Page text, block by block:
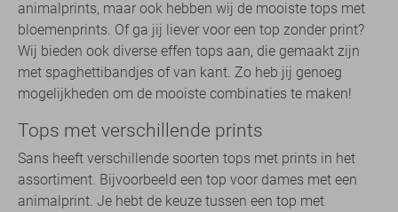
animalprints, maar ook hebben wij de mooiste tops met
bloemenprints. Of ga jij liever voor een top zonder print?
Wij bieden ook diverse effen tops aan, die gemaakt zijn
met spaghettibandjes of van kant. Zo heb jij genoeg
mogelijkheden om de mooiste combinaties te maken!
Tops met verschillende prints
Sans heeft verschillende soorten tops met prints in het
assortiment. Bijvoorbeeld een top voor dames met een
animalprint. Je hebt de keuze tussen een top met